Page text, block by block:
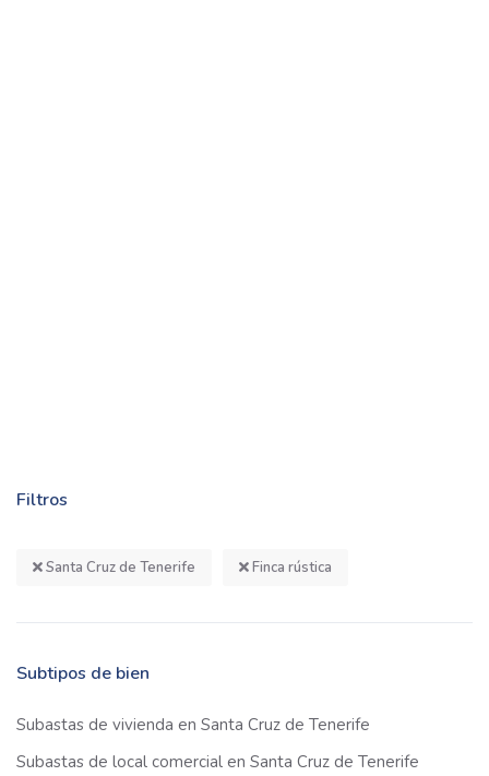
Filtros
Santa Cruz de Tenerife Finca rústica
Subtipos de bien
Subastas de vivienda en Santa Cruz de Tenerife
Subastas de local comercial en Santa Cruz de Tenerife